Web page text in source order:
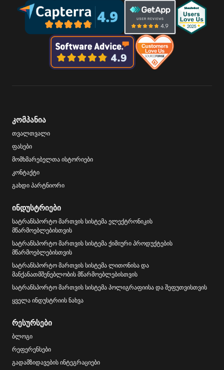
კომპანია
თვალთვალი
ფასები
მომხმარებელთა ისტორიები
კონტაქტი
გახდი პარტნიორი
ინდუსტრიები
სატრანსპორტო მართვის სისტემა ელექტრონიკის
მწარმოებლებისთვის
სატრანსპორტო მართვის სისტემა ქიმიური პროდუქტების
მწარმოებლებისთვის
სატრანსპორტო მართვის სისტემა ლითონისა და
მანქანათმშენებლობის მწარმოებლებისთვის
სატრანსპორტო მართვის სისტემა პოლიგრაფიისა და შეფუთვისთვის
ყველა ინდუსტრიის ნახვა
რესურსები
ბლოგი
რეფერენსები
გადამზიდავების ინტეგრაციები